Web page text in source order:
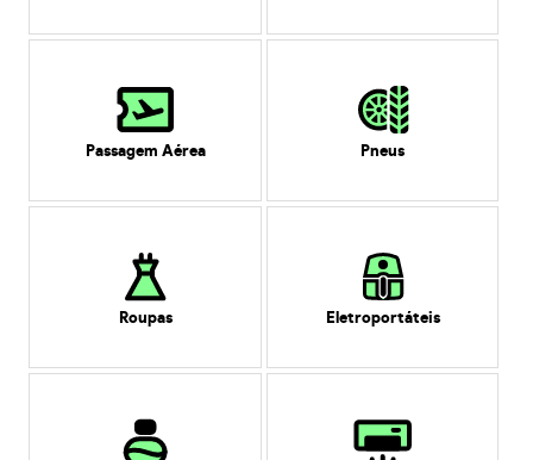
Passagem Aérea Pneus
Roupas Eletroportáteis